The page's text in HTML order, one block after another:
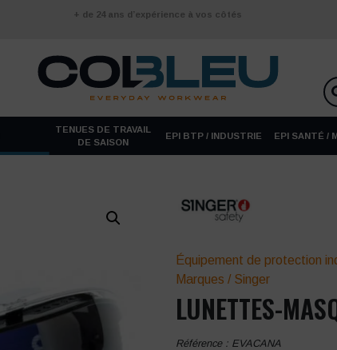
+ de 24 ans d’expérience à vos côtés
TENUES DE TRAVAIL
DE SAISON
EPI BTP / INDUSTRIE EPI SANTÉ /
Équipement de protection
Marques / Singer
LUNETTES-
Référence : EVACANA